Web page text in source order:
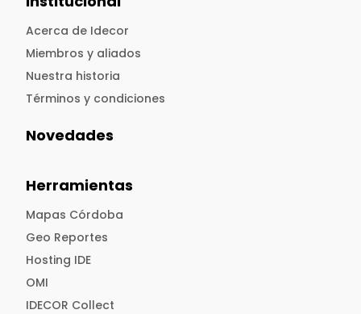
Acerca de Idecor
Miembros y aliados
Nuestra historia
Términos y condiciones
Novedades
Herramientas
Mapas Córdoba
Geo Reportes
Hosting IDE
OMI
IDECOR Collect